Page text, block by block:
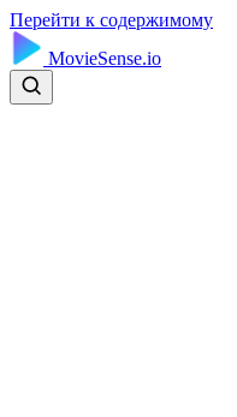
Перейти к содержимому
MovieSense.io